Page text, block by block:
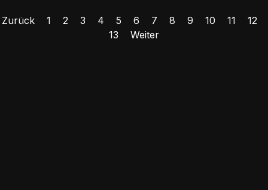
Zurück 1 2 3 4 5 6 7 8 9 10 11
12
13
Weiter